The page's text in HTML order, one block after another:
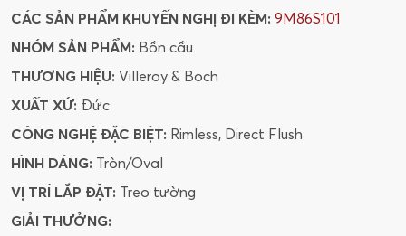
CÁC SẢN PHẨM KHUYẾN NGHỊ ĐI KÈM: 9M86S101
NHÓM SẢN PHẨM: Bồn cầu
THƯƠNG HIỆU: Villeroy & Boch
XUẤT XỨ: Đức
CÔNG NGHỆ ĐẶC BIỆT: Rimless, Direct Flush
HÌNH DÁNG: Tròn/Oval
VỊ TRÍ LẮP ĐẶT: Treo tường
GIẢI THƯỞNG: